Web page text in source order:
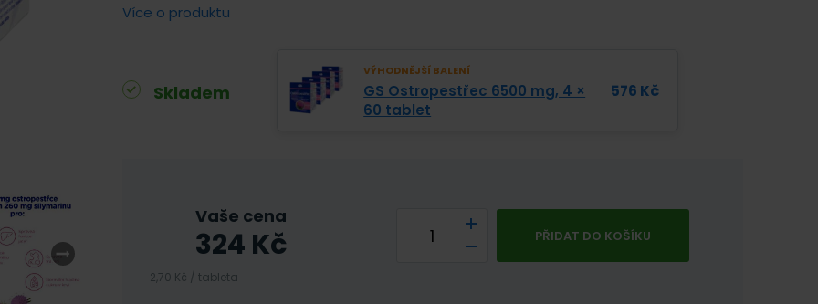
Více o produktu
Skladem
VÝHODNĚJŠÍ BALENÍ
GS Ostropestřec 6500 mg, 4 ×
60 tablet
576 Kč
Vaše cena
324 Kč PŘIDAT DO KOŠÍKU
2,70 Kč / tableta